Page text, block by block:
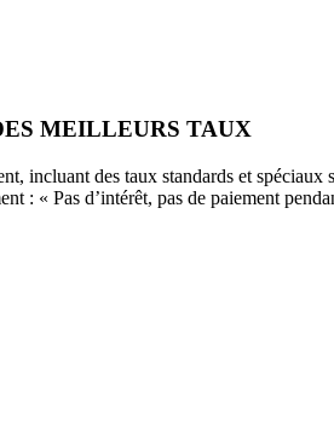
MEILLEURS TAUX
incluant des taux standards et
: « Pas d’intérêt, pas de paiement